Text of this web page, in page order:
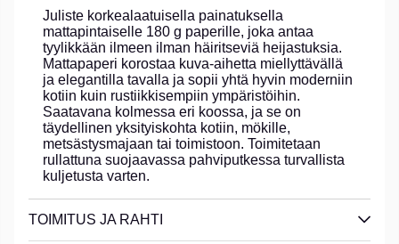
Juliste korkealaatuisella painatuksella
mattapintaiselle 180 g paperille, joka antaa
tyylikkään ilmeen ilman häiritseviä heijastuksia.
Mattapaperi korostaa kuva-aihetta miellyttävällä
ja elegantilla tavalla ja sopii yhtä hyvin moderniin
kotiin kuin rustiikkisempiin ympäristöihin.
Saatavana kolmessa eri koossa, ja se on
täydellinen yksityiskohta kotiin, mökille,
metsästysmajaan tai toimistoon. Toimitetaan
rullattuna suojaavassa pahviputkessa turvallista
kuljetusta varten.
TOIMITUS JA RAHTI